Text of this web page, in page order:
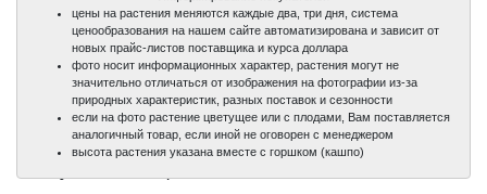
100%
100%
цены на растения меняются каждые два, три дня, система
ценообразования на нашем сайте автоматизирована и зависит от
новых прайс-листов поставщика и курса доллара
фото носит информационных характер, растения могут не
значительно отличаться от изображения на фотографии из-за
природных характеристик, разных поставок и сезонности
если на фото растение цветущее или с плодами, Вам поставляется
аналогичный товар, если иной не оговорен с менеджером
высота растения указана вместе с горшком (кашпо)